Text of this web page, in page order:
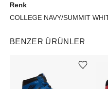
Renk
COLLEGE NAVY/SUMMIT
BENZER ÜRÜNLER
Ürünü istek listesine ekle veya listeden çıkar